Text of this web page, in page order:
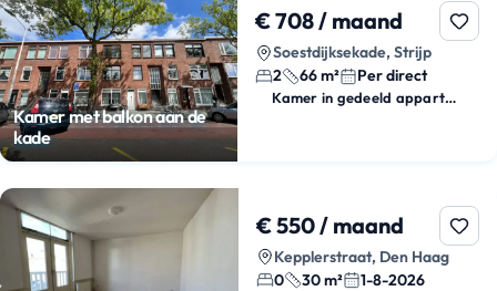
Kamer met balkon aan de
kade
€ 708 / maand
Soestdijksekade, Strijp
2
66 m² Per direct
Kamer in gedeeld appartement
€ 550 / maand
Kepplerstraat, Den Haag
0
30 m² 1-8-2026